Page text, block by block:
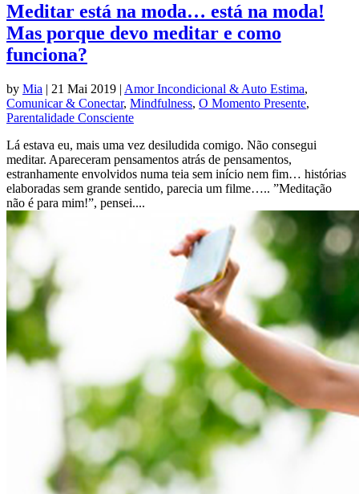
Meditar está na moda… está na moda!
Mas porque devo meditar e como
funciona?
by Mia | 21 Mai 2019 | Amor Incondicional & Auto Estima,
Comunicar & Conectar, Mindfulness, O Momento Presente,
Parentalidade Consciente
Lá estava eu, mais uma vez desiludida comigo. Não consegui
meditar. Apareceram pensamentos atrás de pensamentos,
estranhamente envolvidos numa teia sem início nem fim… histórias
elaboradas sem grande sentido, parecia um filme….. ”Meditação
não é para mim!”, pensei....